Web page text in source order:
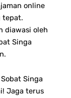
online
tepat.
diawasi oleh
Singa
Singa
Jaga terus